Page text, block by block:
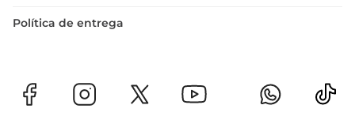
Política de entrega